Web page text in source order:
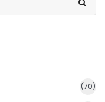
(70)